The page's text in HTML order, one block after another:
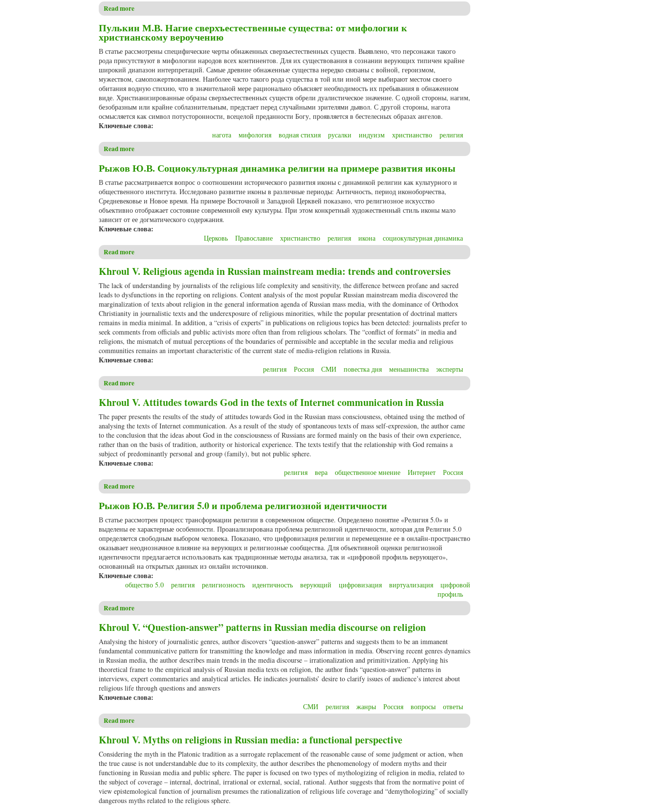
Read more
Пулькин М.В. Нагие сверхъестественные существа: от мифологии к
христианскому вероучению
В статье рассмотрены специфические черты обнаженных сверхъестественных существ. Выявлено, что персонажи такого
рода присутствуют в мифологии народов всех континентов. Для их существования в сознании верующих типичен крайне
широкий диапазон интерпретаций. Самые древние обнаженные существа нередко связаны с войной, героизмом,
мужеством, самопожертвованием. Наиболее часто такого рода существа в той или иной мере выбирают местом своего
обитания водную стихию, что в значительной мере рационально объясняет необходимость их пребывания в обнаженном
виде. Христианизированные образы сверхъестественных существ обрели дуалистическое значение. С одной стороны, нагим,
безобразным или крайне соблазнительным, предстает перед случайными зрителями дьявол. С другой стороны, нагота
осмысляется как символ потусторонности, всецелой преданности Богу, проявляется в бестелесных образах ангелов.
Ключевые слова:
нагота мифология водная стихия русалки индуизм христианство религия
Read more
Рыжов Ю.В. Социокультурная динамика религии на примере развития иконы
В статье рассматривается вопрос о соотношении исторического развития иконы с динамикой религии как культурного и
общественного института. Исследовано развитие иконы в различные периоды: Античность, период иконоборчества,
Средневековье и Новое время. На примере Восточной и Западной Церквей показано, что религиозное искусство
объективно отображает состояние современной ему культуры. При этом конкретный художественный стиль иконы мало
зависит от ее догматического содержания.
Ключевые слова:
Церковь Православие христианство религия икона социокультурная динамика
Read more
Khroul V. Religious agenda in Russian mainstream media: trends and controversies
The lack of understanding by journalists of the religious life complexity and sensitivity, the difference between profane and sacred
leads to dysfunctions in the reporting on religions. Content analysis of the most popular Russian mainstream media discovered the
marginalization of texts about religion in the general information agenda of Russian mass media, with the dominance of Orthodox
Christianity in journalistic texts and the underexposure of religious minorities, while the popular presentation of doctrinal matters
remains in media minimal. In addition, a “crisis of experts” in publications on religious topics has been detected: journalists prefer to
seek comments from officials and public activists more often than from religious scholars. The “conflict of formats” in media and
religions, the mismatch of mutual perceptions of the boundaries of permissible and acceptable in the secular media and religious
communities remains an important characteristic of the current state of media-religion relations in Russia.
Ключевые слова:
религия Россия СМИ повестка дня меньшинства эксперты
Read more
Khroul V. Attitudes towards God in the texts of Internet communication in Russia
The paper presents the results of the study of attitudes towards God in the Russian mass consciousness, obtained using the method of
analysing the texts of Internet communication. As a result of the study of spontaneous texts of mass self-expression, the author came
to the conclusion that the ideas about God in the consciousness of Russians are formed mainly on the basis of their own experience,
rather than on the basis of tradition, authority or historical experience. The texts testify that the relationship with God remains a
subject of predominantly personal and group (family), but not public sphere.
Ключевые слова:
религия вера общественное мнение Интернет Россия
Read more
Рыжов Ю.В. Религия 5.0 и проблема религиозной идентичности
В статье рассмотрен процесс трансформации религии в современном обществе. Определено понятие «Религия 5.0» и
выделены ее характерные особенности. Проанализирована проблема религиозной идентичности, которая для Религии 5.0
определяется свободным выбором человека. Показано, что цифровизация религии и перемещение ее в онлайн-пространство
оказывает неоднозначное влияние на верующих и религиозные сообщества. Для объективной оценки религиозной
идентичности предлагается использовать как традиционные методы анализа, так и «цифровой профиль верующего»,
основанный на открытых данных из онлайн источников.
Ключевые слова:
общество 5.0 религия религиозность идентичность верующий цифровизация виртуализация
цифровой
профиль
Read more
Khroul V. “Question-answer” patterns in Russian media discourse on religion
Analysing the history of journalistic genres, author discovers “question-answer” patterns and suggests them to be an immanent
fundamental communicative pattern for transmitting the knowledge and mass information in media. Observing recent genres dynamics
in Russian media, the author describes main trends in the media discourse – irrationalization and primitivization. Applying his
theoretical frame to the empirical analysis of Russian media texts on religion, the author finds “question-answer” patterns in
interviews, expert commentaries and analytical articles. He indicates journalists’ desire to clarify issues of audience’s interest about
religious life through questions and answers
Ключевые слова:
СМИ религия жанры Россия вопросы ответы
Read more
Khroul V. Myths on religions in Russian media: a functional perspective
Considering the myth in the Platonic tradition as a surrogate replacement of the reasonable cause of some judgment or action, when
the true cause is not understandable due to its complexity, the author describes the phenomenology of modern myths and their
functioning in Russian media and public sphere. The paper is focused on two types of mythologizing of religion in media, related to
the subject of coverage – internal, doctrinal, irrational or external, social, rational. Author suggests that from the normative point of
view epistemological function of journalism presumes the rationalization of religious life coverage and “demythologizing” of socially
dangerous myths related to the religious sphere.